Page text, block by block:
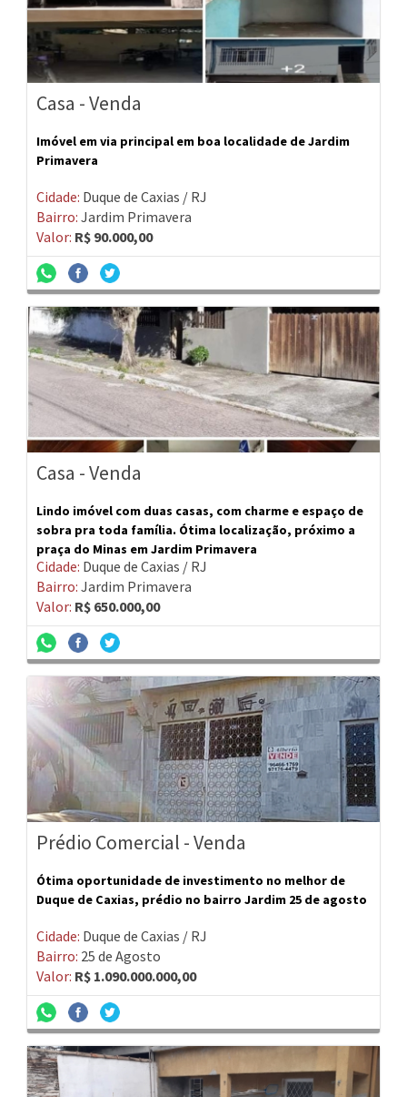
Casa - Venda
Imóvel em via principal em boa localidade de Jardim
Primavera
Cidade: Duque de Caxias / RJ
Bairro: Jardim Primavera
Valor: R$ 90.000,00
Casa - Venda
Lindo imóvel com duas casas, com charme e espaço de
sobra pra toda família. Ótima localização, próximo a
praça do Minas em Jardim Primavera
Cidade: Duque de Caxias / RJ
Bairro: Jardim Primavera
Valor: R$ 650.000,00
Prédio Comercial - Venda
Ótima oportunidade de investimento no melhor de
Duque de Caxias, prédio no bairro Jardim 25 de agosto
Cidade: Duque de Caxias / RJ
Bairro: 25 de Agosto
Valor: R$ 1.090.000.000,00